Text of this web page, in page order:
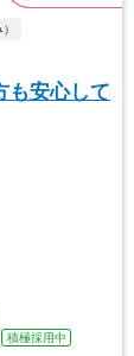
も安心して
積極採用中